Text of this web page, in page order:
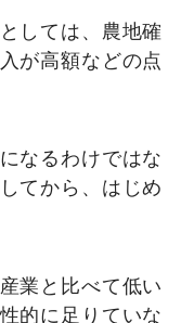
しては、農地確
が高額などの点
なるわけではな
てから、はじめ
業と比べて低い
的に足りていな